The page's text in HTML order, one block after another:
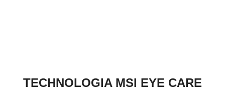
TECHNOLOGIA MSI EYE CARE